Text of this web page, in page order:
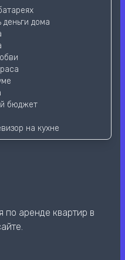
дома
бюджет
на кухне
аренде квартир в